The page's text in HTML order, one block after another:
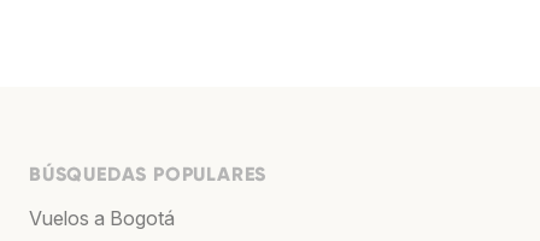
BÚSQUEDAS POPULARES
Vuelos a Bogotá